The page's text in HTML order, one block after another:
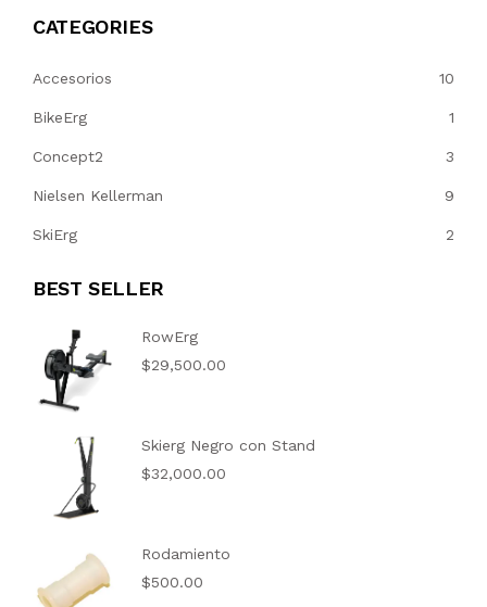
CATEGORIES
Accesorios 10
BikeErg 1
Concept2 3
Nielsen Kellerman 9
SkiErg 2
BEST SELLER
RowErg
$29,500.00
Skierg Negro con Stand
$32,000.00
Rodamiento
$500.00